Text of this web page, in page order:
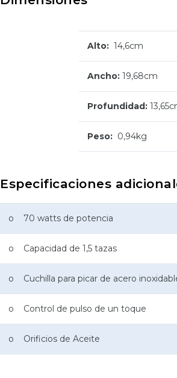
Alto: 14,6cm
Ancho: 19,68cm
Profundidad: 13,65
Peso: 0,94kg
Especificaciones
o 70 watts de potencia
o Capacidad de 1,5 tazas
o Cuchilla para picar de acero
o Control de pulso de un toque
o Orificios de Aceite